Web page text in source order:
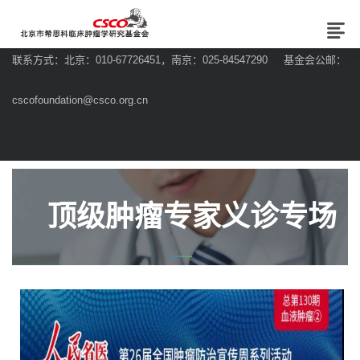
联系方式：北京：010-67726451，南京：025-84547290 基金会公邮：
cscofoundation@csco.org.cn
顶级肿瘤专家义诊专场
直播--解析血液肿瘤治疗